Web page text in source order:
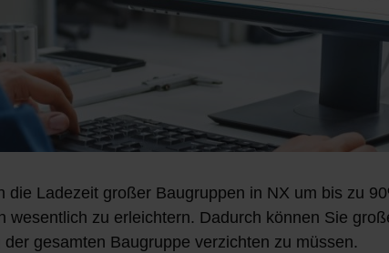
die Ladezeit großer Baugruppen in NX um bis zu
wesentlich zu erleichtern. Dadurch können Sie
gesamten Baugrup­pe verzichten zu müssen.